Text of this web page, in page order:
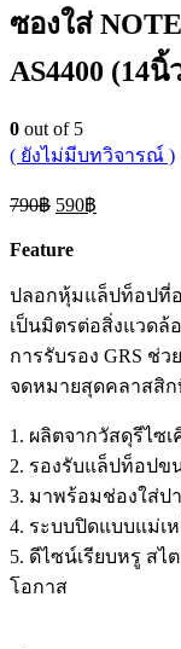
ซองใส่
AS4400 (14
0 out of 5
( ยังไม่มีบทวิจารณ์ )
790฿ Original
price
was:
590฿
price
Feature
ปลอกหุ้มแล็ปท็อปที่
เป็นมิตรต่อสิ่งแวดล้
การรับรอง GRS ช่
จดหมายสุดคลาสสิ
1. ผลิตจากวัสดุรีไซ
2. รองรับแล็ปท็อปข
3. มาพร้อมช่องใส่ป
4. ระบบปิดแบบแม่เ
5. ดีไซน์เรียบหรู ส
โอกาส